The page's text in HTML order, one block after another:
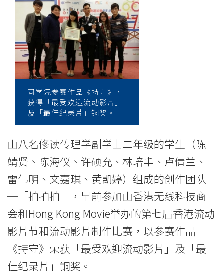
流
动
节
和
流
动
影
片
制
同学凭参赛作品《持守》，
获得「最受欢迎流动影片」
及「最佳纪录片」铜奖。
由八名修读传理学副学士二年级的学生（陈
靖贤、陈海仪、许硕允、林培丰、卢倩兰、
雷伟明、文嘉琪、黄凯婷）组成的创作团队
─「​​拍拍拍」，早前参加由香港无线科技商
会和Hong Kong Movie举办的第七届香港流动
影片节和流动影片制作比赛，以参赛作品
《持守》荣获「最受欢迎流动影片」及「最
佳纪录片」铜奖。